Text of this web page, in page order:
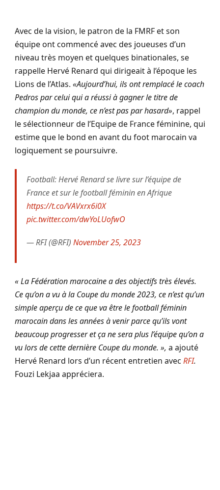
Avec de la vision, le patron de la FMRF et son
équipe ont commencé avec des joueuses d’un
niveau très moyen et quelques binationales, se
rappelle Hervé Renard qui dirigeait à l’époque les
Lions de l’Atlas. «Aujourd’hui, ils ont remplacé le coach
Pedros par celui qui a réussi à gagner le titre de
champion du monde, ce n’est pas par hasard», rappel
le sélectionneur de l’Equipe de France féminine, qui
estime que le bond en avant du foot marocain va
logiquement se poursuivre.
Football: Hervé Renard se livre sur l’équipe de
France et sur le football féminin en Afrique
https://t.co/VAVxrx6i0X
pic.twitter.com/dwYoLUofwO
— RFI (@RFI) November 25, 2023
« La Fédération marocaine a des objectifs très élevés.
Ce qu’on a vu à la Coupe du monde 2023, ce n’est qu’un
simple aperçu de ce que va être le football féminin
marocain dans les années à venir parce qu’ils vont
beaucoup progresser et ça ne sera plus l’équipe qu’on a
vu lors de cette dernière Coupe du monde. », a ajouté
Hervé Renard lors d’un récent entretien avec RFI.
Fouzi Lekjaa appréciera.